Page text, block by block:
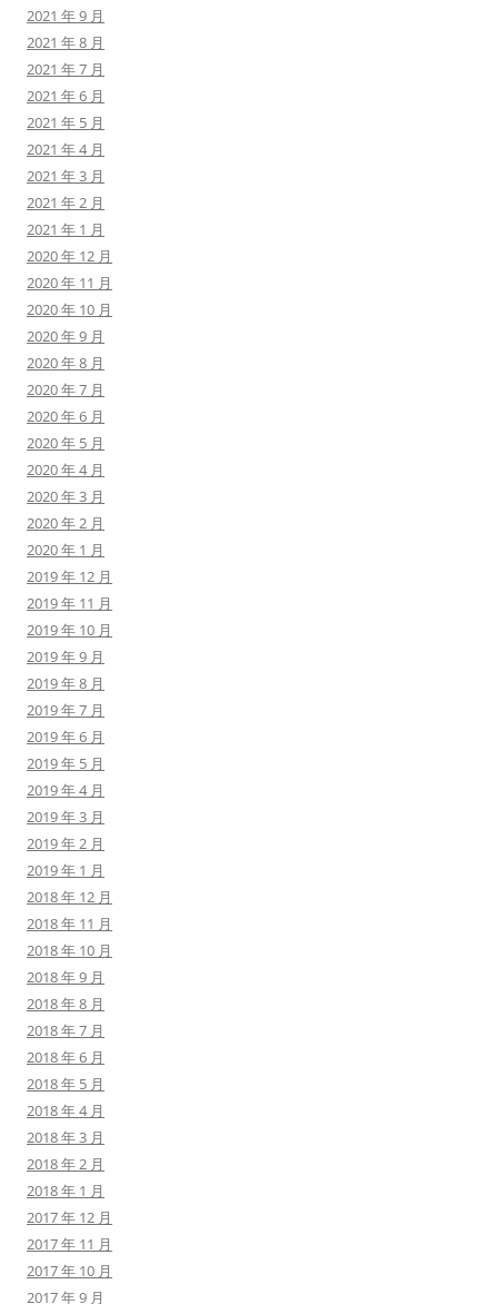
2021 年 9 月
2021 年 8 月
2021 年 7 月
2021 年 6 月
2021 年 5 月
2021 年 4 月
2021 年 3 月
2021 年 2 月
2021 年 1 月
2020 年 12 月
2020 年 11 月
2020 年 10 月
2020 年 9 月
2020 年 8 月
2020 年 7 月
2020 年 6 月
2020 年 5 月
2020 年 4 月
2020 年 3 月
2020 年 2 月
2020 年 1 月
2019 年 12 月
2019 年 11 月
2019 年 10 月
2019 年 9 月
2019 年 8 月
2019 年 7 月
2019 年 6 月
2019 年 5 月
2019 年 4 月
2019 年 3 月
2019 年 2 月
2019 年 1 月
2018 年 12 月
2018 年 11 月
2018 年 10 月
2018 年 9 月
2018 年 8 月
2018 年 7 月
2018 年 6 月
2018 年 5 月
2018 年 4 月
2018 年 3 月
2018 年 2 月
2018 年 1 月
2017 年 12 月
2017 年 11 月
2017 年 10 月
2017 年 9 月